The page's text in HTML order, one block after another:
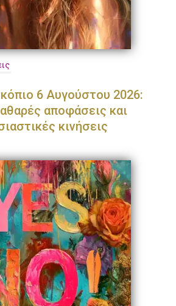
6 Αυγούστου 2026:
αποφάσεις και
κινήσεις